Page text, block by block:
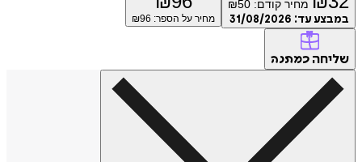
מחיר קודם: ₪50
במבצע עד: 31/08/2026 מחיר על הספר: ₪ 96
שליחה כמתנה